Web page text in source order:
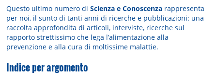
Questo ultimo numero diScienza e Conoscenza rappresenta
per noi, il sunto di tanti anni di ricerche e pubblicazioni: una
raccolta approfondita di articoli, interviste, ricerche sul
rapporto strettissimo che lega l’alimentazione alla
prevenzione e alla cura di moltissime malattie.
Indice per argomento